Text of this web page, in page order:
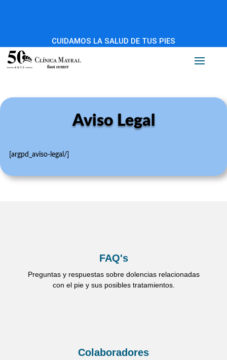
CUIDAMOS LA SALUD DE TUS PIES
Aviso Legal
[argpd_aviso-legal/]
FAQ's
Preguntas y respuestas sobre dolencias relacionadas
con el pie y sus posibles tratamientos.
Colaboradores